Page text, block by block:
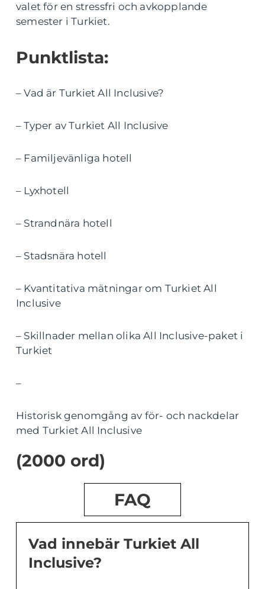
valet för en stressfri och avkopplande
semester i Turkiet.
Punktlista:
– Vad är Turkiet All Inclusive?
– Typer av Turkiet All Inclusive
– Familjevänliga hotell
– Lyxhotell
– Strandnära hotell
– Stadsnära hotell
– Kvantitativa mätningar om Turkiet All
Inclusive
– Skillnader mellan olika All Inclusive-paket i
Turkiet
–
Historisk genomgång av för- och nackdelar
med Turkiet All Inclusive
(2000 ord)
FAQ
Vad innebär Turkiet All
Inclusive?